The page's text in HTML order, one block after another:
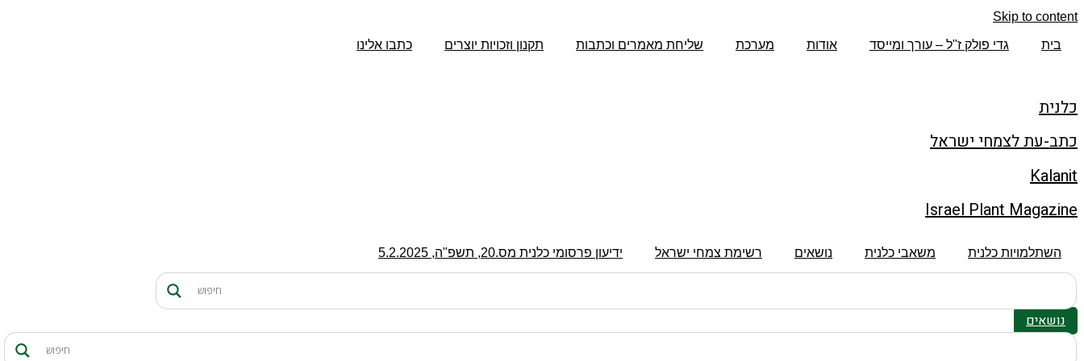
Skip to content
בית גדי פולק ז"ל – עורך ומייסד אודות מערכת שליחת מאמרים וכתבות תקנון וזכויות יוצרים כתבו אלינו
כלנית
כתב-עת לצמחי ישראל
Kalanit
Israel Plant Magazine
השתלמויות כלנית משאבי כלנית נושאים רשימת צמחי ישראל ידיעון פרסומי כלנית מס.20, תשפ"ה, 5.2.2025
נושאים